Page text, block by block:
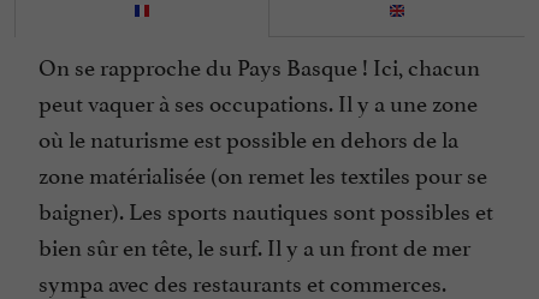
On se rapproche du Pays Basque ! Ici, chacun
peut vaquer à ses occupations. Il y a une zone
où le naturisme est possible en dehors de la
zone matérialisée (on remet les textiles pour se
baigner). Les sports nautiques sont possibles et
bien sûr en tête, le surf. Il y a un front de mer
sympa avec des restaurants et commerces.